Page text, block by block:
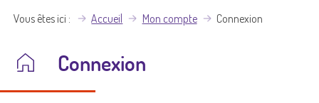
Vous êtes ici Accueil Mon compte Connexion
Connexion